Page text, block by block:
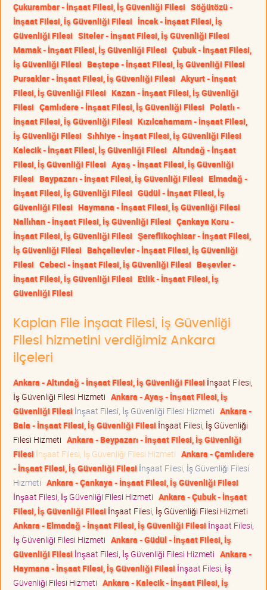
Çukurambar - İnşaat Filesi, İş Güvenliği Filesi Söğütözü -
İnşaat Filesi, İş Güvenliği Filesi İncek - İnşaat Filesi, İş
Güvenliği Filesi Siteler - İnşaat Filesi, İş Güvenliği Filesi
Mamak - İnşaat Filesi, İş Güvenliği Filesi Çubuk - İnşaat Filesi,
İş Güvenliği Filesi Beştepe - İnşaat Filesi, İş Güvenliği Filesi
Pursaklar - İnşaat Filesi, İş Güvenliği Filesi Akyurt - İnşaat
Filesi, İş Güvenliği Filesi Kazan - İnşaat Filesi, İş Güvenliği
Filesi Çamlıdere - İnşaat Filesi, İş Güvenliği Filesi Polatlı -
İnşaat Filesi, İş Güvenliği Filesi Kızılcahamam - İnşaat Filesi,
İş Güvenliği Filesi Sıhhiye - İnşaat Filesi, İş Güvenliği Filesi
Kalecik - İnşaat Filesi, İş Güvenliği Filesi Altındağ - İnşaat
Filesi, İş Güvenliği Filesi Ayaş - İnşaat Filesi, İş Güvenliği
Filesi Baypazarı - İnşaat Filesi, İş Güvenliği Filesi Elmadağ -
İnşaat Filesi, İş Güvenliği Filesi Güdül - İnşaat Filesi, İş
Güvenliği Filesi Haymana - İnşaat Filesi, İş Güvenliği Filesi
Nallıhan - İnşaat Filesi, İş Güvenliği Filesi Çankaya Koru -
İnşaat Filesi, İş Güvenliği Filesi Şereflikoçhisar - İnşaat Filesi,
İş Güvenliği Filesi Bahçelievler - İnşaat Filesi, İş Güvenliği
Filesi Cebeci - İnşaat Filesi, İş Güvenliği Filesi Beşevler -
İnşaat Filesi, İş Güvenliği Filesi Etlik - İnşaat Filesi, İş
Güvenliği Filesi
Kaplan File İnşaat Filesi, İş Güvenliği
Filesi hizmetini verdiğimiz Ankara
ilçeleri
Ankara - Altındağ - İnşaat Filesi, İş Güvenliği Filesi İnşaat Filesi,
İş Güvenliği Filesi Hizmeti Ankara - Ayaş - İnşaat Filesi, İş
Güvenliği Filesi İnşaat Filesi, İş Güvenliği Filesi Hizmeti Ankara -
Bala - İnşaat Filesi, İş Güvenliği Filesi İnşaat Filesi, İş Güvenliği
Filesi Hizmeti Ankara - Beypazarı - İnşaat Filesi, İş Güvenliği
Filesi İnşaat Filesi, İş Güvenliği Filesi Hizmeti Ankara - Çamlıdere
- İnşaat Filesi, İş Güvenliği Filesi İnşaat Filesi, İş Güvenliği Filesi
Hizmeti Ankara - Çankaya - İnşaat Filesi, İş Güvenliği Filesi
İnşaat Filesi, İş Güvenliği Filesi Hizmeti Ankara - Çubuk - İnşaat
Filesi, İş Güvenliği Filesi İnşaat Filesi, İş Güvenliği Filesi Hizmeti
Ankara - Elmadağ - İnşaat Filesi, İş Güvenliği Filesi İnşaat Filesi,
İş Güvenliği Filesi Hizmeti Ankara - Güdül - İnşaat Filesi, İş
Güvenliği Filesi İnşaat Filesi, İş Güvenliği Filesi Hizmeti Ankara -
Haymana - İnşaat Filesi, İş Güvenliği Filesi İnşaat Filesi, İş
Güvenliği Filesi Hizmeti Ankara - Kalecik - İnşaat Filesi, İş